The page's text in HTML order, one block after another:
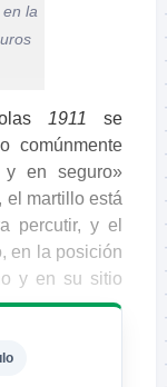
la
1911
se
comúnmente
y en seguro»
el martillo está
percutir, y el
en la posición
y en su sitio